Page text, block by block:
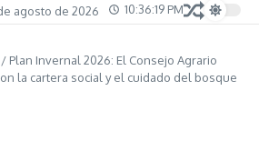
agosto de 2026 10:36:19 PM
/ Plan Invernal 2026: El Consejo Agrario
la cartera social y el cuidado del bosque